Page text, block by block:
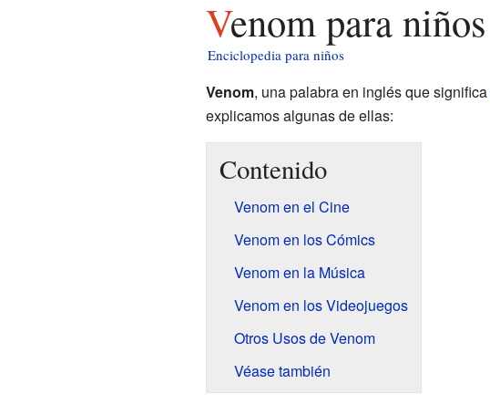
Venom para niños
Enciclopedia para niños
Venom, una palabra en inglés que significa
explicamos algunas de ellas:
Contenido
Venom en el Cine
Venom en los Cómics
Venom en la Música
Venom en los Videojuegos
Otros Usos de Venom
Véase también